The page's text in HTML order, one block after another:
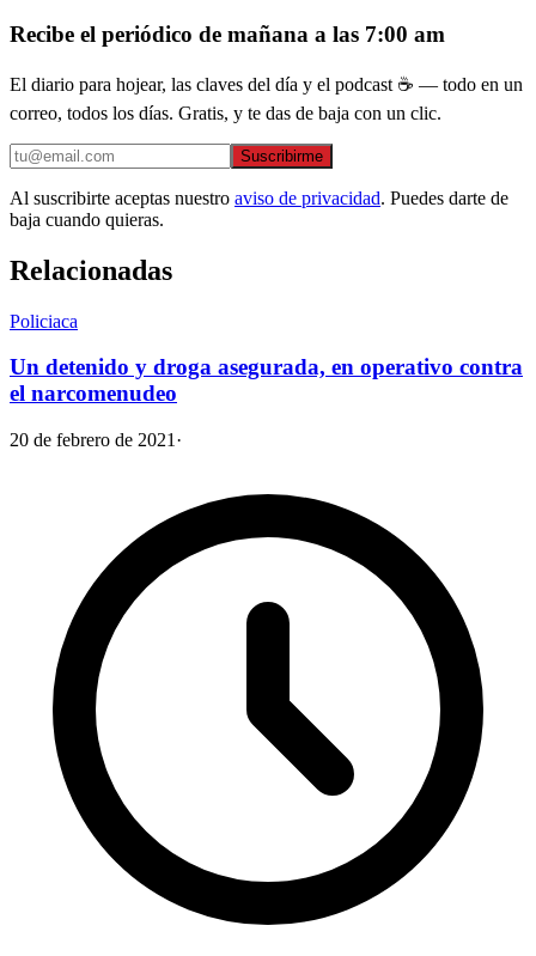
Recibe el periódico de mañana a las 7:00 am
El diario para hojear, las claves del día y el podcast ☕ — todo en un
correo, todos los días. Gratis, y te das de baja con un clic.
Suscribirme
Al suscribirte aceptas nuestro aviso de privacidad. Puedes darte de
baja cuando quieras.
Relacionadas
Policiaca
Un detenido y droga asegurada, en operativo contra
el narcomenudeo
20 de febrero de 2021 ·